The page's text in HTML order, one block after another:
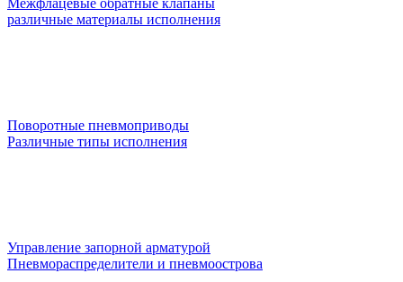
Межфлацевые обратные клапаны
различные материалы исполнения
Поворотные пневмоприводы
Различные типы исполнения
Управление запорной арматурой
Пневмораспределители и пневмоострова